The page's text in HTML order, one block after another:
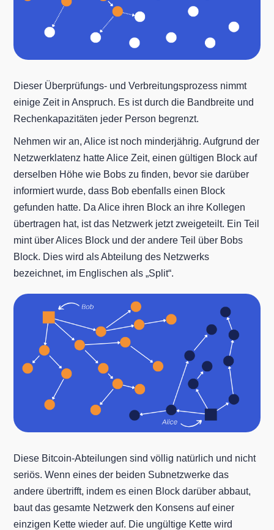
Dieser Überprüfungs- und Verbreitungsprozess nimmt
einige Zeit in Anspruch. Es ist durch die Bandbreite und
Rechenkapazitäten jeder Person begrenzt.
Nehmen wir an, Alice ist noch minderjährig. Aufgrund der
Netzwerklatenz hatte Alice Zeit, einen gültigen Block auf
derselben Höhe wie Bobs zu finden, bevor sie darüber
informiert wurde, dass Bob ebenfalls einen Block
gefunden hatte. Da Alice ihren Block an ihre Kollegen
übertragen hat, ist das Netzwerk jetzt zweigeteilt. Ein Teil
mint über Alices Block und der andere Teil über Bobs
Block. Dies wird als Abteilung des Netzwerks
bezeichnet, im Englischen als „Split“.
Diese Bitcoin-Abteilungen sind völlig natürlich und nicht
seriös. Wenn eines der beiden Subnetzwerke das
andere übertrifft, indem es einen Block darüber abbaut,
baut das gesamte Netzwerk den Konsens auf einer
einzigen Kette wieder auf. Die ungültige Kette wird